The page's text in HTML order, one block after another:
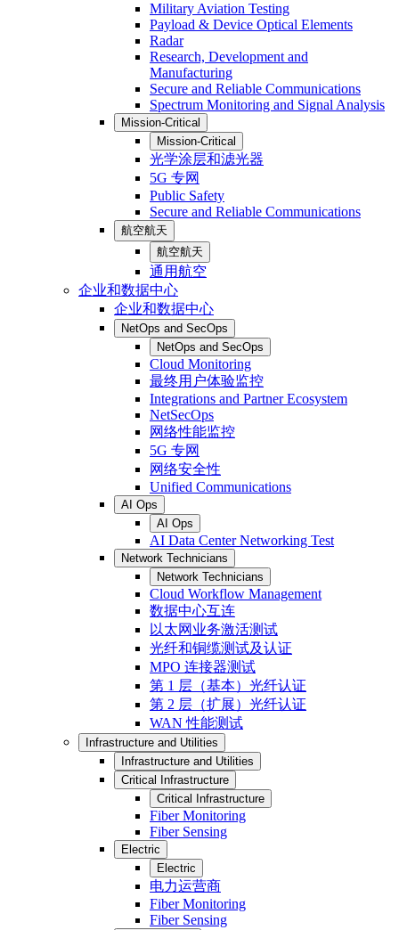
Military Aviation Testing
Payload & Device Optical Elements
Radar
Research, Development and
Manufacturing
Secure and Reliable Communications
Spectrum Monitoring and Signal Analysis
Mission-Critical
Mission-Critical
光学涂层和滤光器
5G 专网
Public Safety
Secure and Reliable Communications
航空航天
航空航天
通用航空
企业和数据中心
企业和数据中心
NetOps and SecOps
NetOps and SecOps
Cloud Monitoring
最终用户体验监控
Integrations and Partner Ecosystem
NetSecOps
网络性能监控
5G 专网
网络安全性
Unified Communications
AI Ops
AI Ops
AI Data Center Networking Test
Network Technicians
Network Technicians
Cloud Workflow Management
数据中心互连
以太网业务激活测试
光纤和铜缆测试及认证
MPO 连接器测试
第 1 层（基本）光纤认证
第 2 层（扩展）光纤认证
WAN 性能测试
Infrastructure and Utilities
Infrastructure and Utilities
Critical Infrastructure
Critical Infrastructure
Fiber Monitoring
Fiber Sensing
Electric
Electric
电力运营商
Fiber Monitoring
Fiber Sensing